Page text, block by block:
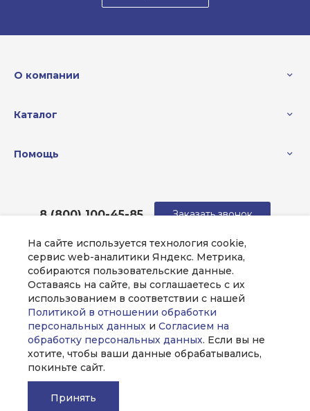
На сайте используется технология cookie,
сервис web-аналитики Яндекс. Метрика,
собираются пользовательские данные.
Оставаясь на сайте, вы соглашаетесь с их
использованием в соответствии с нашей
Политикой в отношении обработки
персональных данных и Согласием на
обработку персональных данных. Если вы не
хотите, чтобы ваши данные обрабатывались,
покиньте сайт.
Принять
О компании
Каталог
Помощь
sale@intecweb.ru
8 (800) 100-45-85
г. Москва, ул. Люсиновская, д. 39
Заказать звонок